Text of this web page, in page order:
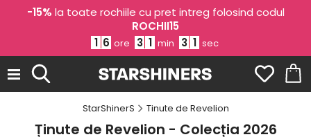
-15% la toate rochiile cu pret intreg folosind codul
ROCHII15
1 6 ore 3 1 min 3 0 sec
StarShinerS Tinute de Revelion
Ținute de Revelion - Colecția 2026